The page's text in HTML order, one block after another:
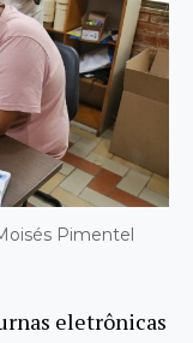
Pimentel
eletrônicas